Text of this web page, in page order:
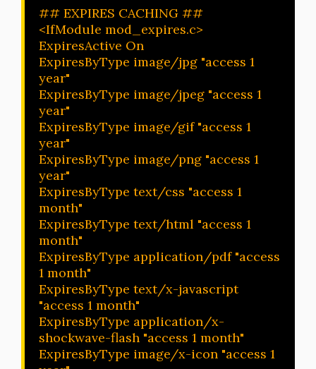
## EXPIRES CACHING ##
<IfModule mod_expires.c>
ExpiresActive On
ExpiresByType image/jpg "access 1
year"
ExpiresByType image/jpeg "access 1
year"
ExpiresByType image/gif "access 1
year"
ExpiresByType image/png "access 1
year"
ExpiresByType text/css "access 1
month"
ExpiresByType text/html "access 1
month"
ExpiresByType application/pdf "access
1 month"
ExpiresByType text/x-javascript
"access 1 month"
ExpiresByType application/x-
shockwave-flash "access 1 month"
ExpiresByType image/x-icon "access 1